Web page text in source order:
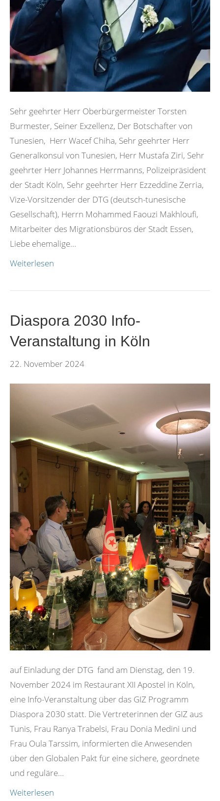
Sehr geehrter Herr Oberbürgermeister Torsten
Burmester, Seiner Exzellenz, Der Botschafter von
Tunesien, Herr Wacef Chiha, Sehr geehrter Herr
Generalkonsul von Tunesien, Herr Mustafa Ziri, Sehr
geehrter Herr Johannes Herrmanns, Polizeipräsident
der Stadt Köln, Sehr geehrter Herr Ezzeddine Zerria,
Vize-Vorsitzender der DTG (deutsch-tunesische
Gesellschaft), Herrn Mohammed Faouzi Makhloufi,
Mitarbeiter des Migrationsbüros der Stadt Essen,
Liebe ehemalige…
Weiterlesen
Diaspora 2030 Info-
Veranstaltung in Köln
22. November 2024
auf Einladung der DTG fand am Dienstag, den 19.
November 2024 im Restaurant XII Apostel in Köln,
eine Info-Veranstaltung über das GIZ Programm
Diaspora 2030 statt. Die Vertreterinnen der GIZ aus
Tunis, Frau Ranya Trabelsi, Frau Donia Medini und
Frau Oula Tarssim, informierten die Anwesenden
über den Globalen Pakt für eine sichere, geordnete
und reguläre…
Weiterlesen